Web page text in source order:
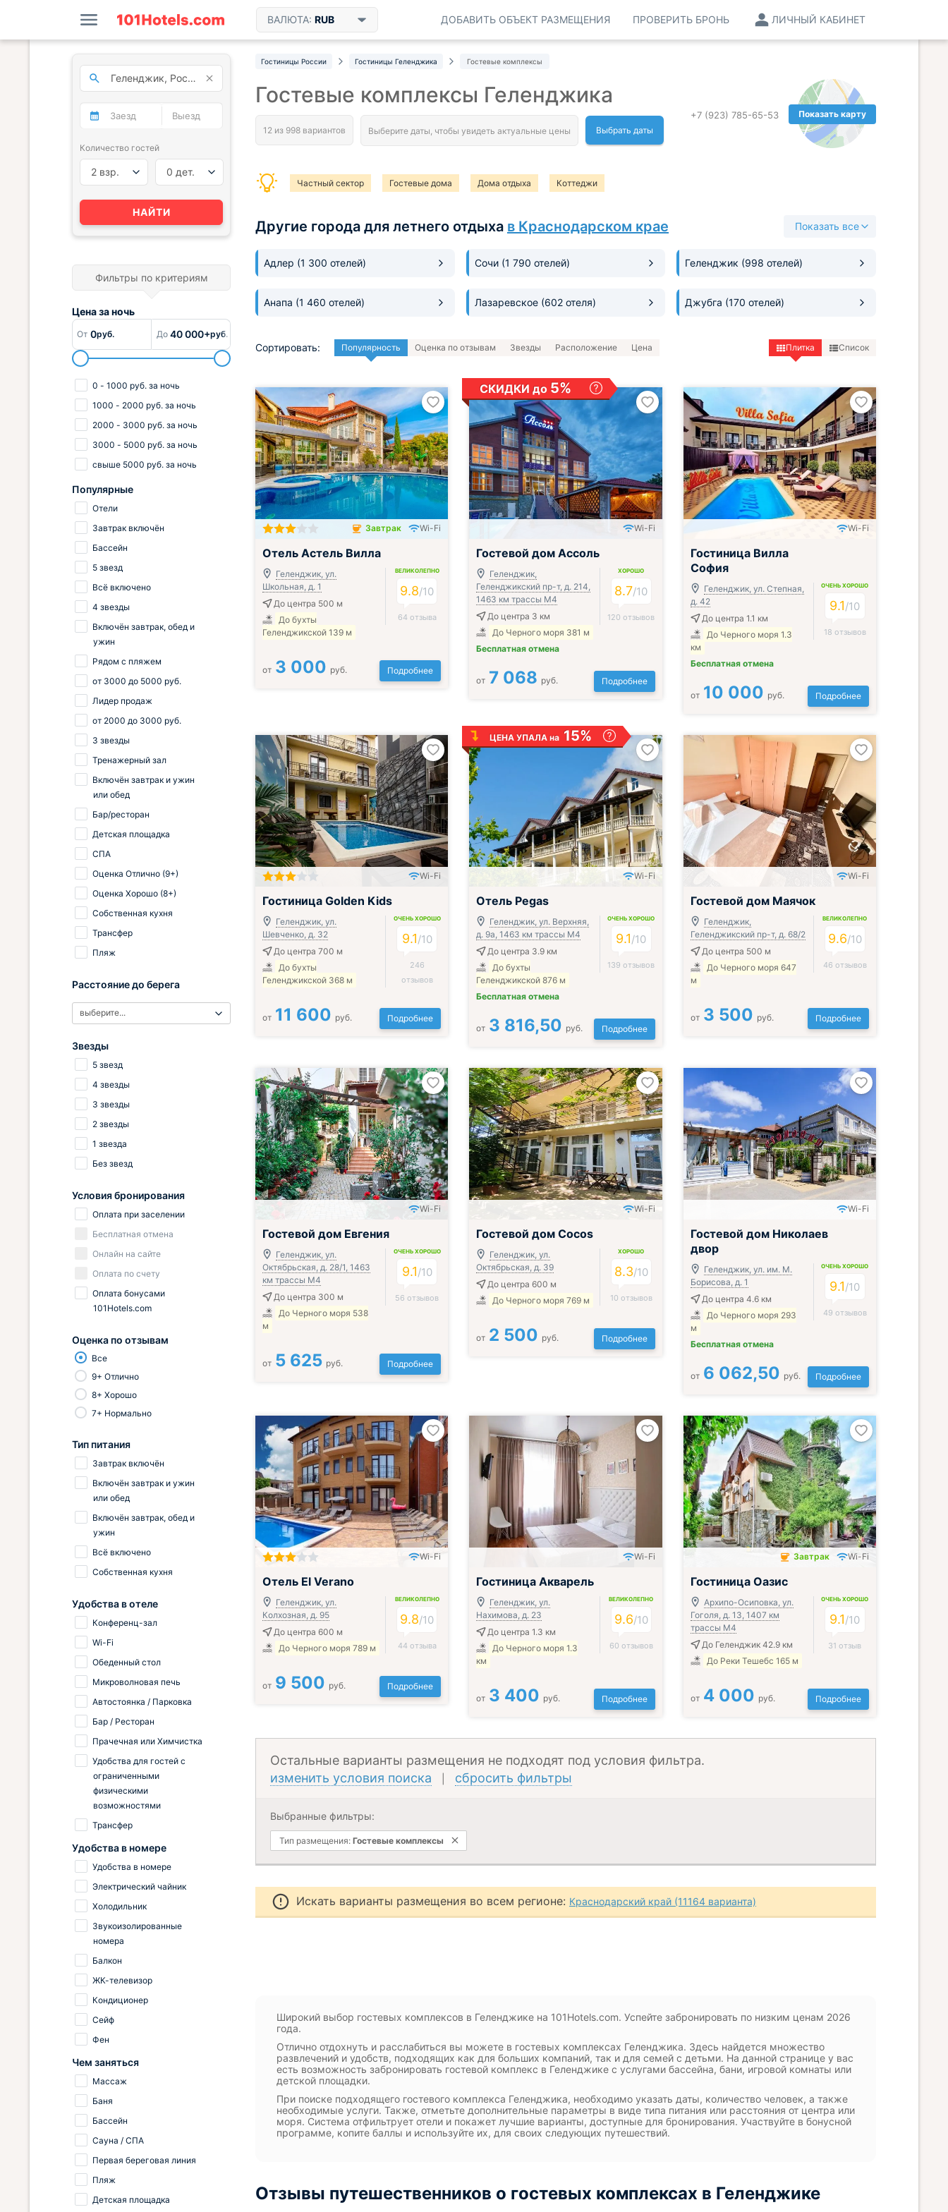
ВАЛЮТА: RUB ЛИЧНЫЙ КАБИНЕТ
ПРОВЕРИТЬ БРОНЬ
ДОБАВИТЬ ОБЪЕКТ РАЗМЕЩЕНИЯ
Гостиницы России Гостиницы Геленджика Гостевые комплексы
Показать карту
+7 (923) 785-65-53
Гостевые комплексы Геленджика
Выбрать даты
Частный сектор Гостевые дома Дома отдыха Коттеджи
Другие города для летнего отдыха в Краснодарском крае Показать все
Адлер (1 300 отелей) Сочи (1 790 отелей) Геленджик (998 отелей)
Анапа (1 460 отелей) Лазаревское (602 отеля) Джубга (170 отелей)
Сортировать: Популярность Оценка по отзывам Звезды Расположение Цена Плитка Список
Завтрак включён
Завтрак Wi-Fi
Отель Астель Вилла
Геленджик, ул.
Школьная, д. 1
До центра 500 м
До бухты
Геленджикской 139 м
ВЕЛИКОЛЕПНО
9.8/10
64 отзыва
от 3 000 руб. Подробнее
СКИДКИ до5%
Wi-Fi
Гостевой дом Ассоль
Геленджик,
Геленджикский пр-т, д. 214,
1463 км трассы М4
До центра 3 км
До Черного моря 381 м
Бесплатная отмена
ХОРОШО
8.7/10
120 отзывов
от 7 068 руб. Подробнее
Wi-Fi
Гостиница Вилла
София
Геленджик, ул. Степная,
д. 42
До центра 1.1 км
До Черного моря 1.3
км
Бесплатная отмена
ОЧЕНЬ ХОРОШО
9.1/10
18 отзывов
от 10 000 руб. Подробнее
Wi-Fi
Гостиница Golden Kids
Геленджик, ул.
Шевченко, д. 32
До центра 700 м
До бухты
Геленджикской 368 м
ОЧЕНЬ ХОРОШО
9.1/10
246
отзывов
от 11 600 руб. Подробнее
ЦЕНА УПАЛА на 15%
Wi-Fi
Отель Pegas
Геленджик, ул. Верхняя,
д. 9а, 1463 км трассы М4
До центра 3.9 км
До бухты
Геленджикской 876 м
Бесплатная отмена
ОЧЕНЬ ХОРОШО
9.1/10
139 отзывов
от 3 816,50 руб. Подробнее
Wi-Fi
Гостевой дом Маячок
Геленджик,
Геленджикский пр-т, д. 68/2
До центра 500 м
До Черного моря 647
м
ВЕЛИКОЛЕПНО
9.6/10
46 отзывов
от 3 500 руб. Подробнее
Wi-Fi
Гостевой дом Евгения
Геленджик, ул.
Октябрьская, д. 28/1, 1463
км трассы М4
До центра 300 м
До Черного моря 538
м
ОЧЕНЬ ХОРОШО
9.1/10
56 отзывов
от 5 625 руб. Подробнее
Wi-Fi
Гостевой дом Cocos
Геленджик, ул.
Октябрьская, д. 39
До центра 600 м
До Черного моря 769 м
ХОРОШО
8.3/10
10 отзывов
от 2 500 руб. Подробнее
Wi-Fi
Гостевой дом Николаев
двор
Геленджик, ул. им. М.
Борисова, д. 1
До центра 4.6 км
До Черного моря 293
м
Бесплатная отмена
ОЧЕНЬ ХОРОШО
9.1/10
49 отзывов
от 6 062,50 руб. Подробнее
Wi-Fi
Отель El Verano
Геленджик, ул.
Колхозная, д. 95
До центра 600 м
До Черного моря 789 м
ВЕЛИКОЛЕПНО
9.8/10
44 отзыва
от 9 500 руб. Подробнее
Wi-Fi
Гостиница Акварель
Геленджик, ул.
Нахимова, д. 23
До центра 1.3 км
До Черного моря 1.3
км
ВЕЛИКОЛЕПНО
9.6/10
60 отзывов
от 3 400 руб. Подробнее
Завтрак включён
Завтрак Wi-Fi
Гостиница Оазис
Архипо-Осиповка, ул.
Гоголя, д. 13, 1407 км
трассы М4
До Геленджик 42.9 км
До Реки Тешебс 165 м
ОЧЕНЬ ХОРОШО
9.1/10
31 отзыв
от 4 000 руб. Подробнее
Остальные варианты размещения не подходят под условия фильтра.
изменить условия поиска
сбросить фильтры
Выбранные фильтры:
Тип размещения: Гостевые комплексы
Искать варианты размещения во всем регионе: Краснодарский край (11164 варианта)
Широкий выбор гостевых комплексов в Геленджике на 101Hotels.com. Успейте забронировать по низким ценам 2026
года.
Отлично отдохнуть и расслабиться вы можете в гостевых комплексах Геленджика. Здесь найдется множество
развлечений и удобств, подходящих как для больших компаний, так и для семей с детьми. На данной странице у вас
есть возможность забронировать гостевой комплекс в Геленджике с услугами бассейна, бани, игровой комнаты или
детской площадки.
При поиске подходящего гостевого комплекса Геленджика, необходимо указать даты, количество человек, а также
необходимые услуги. Также, отметьте дополнительные параметры в виде типа питания или расстояния от центра или
моря. Система отфильтрует отели и покажет лучшие варианты, доступные для бронирования. Участвуйте в бонусной
программе, копите баллы и используйте их, для своих следующих путешествий.
Отзывы путешественников о гостевых комплексах в Геленджике
Количество гостей
2 взр. 0 дет.
НАЙТИ
Фильтры по критериям
Цена заночь
От 0руб. До 40 000+руб.
0 - 1000 руб. за ночь
1000 - 2000 руб. за ночь
2000 - 3000 руб. за ночь
3000 - 5000 руб. за ночь
свыше 5000 руб. за ночь
Популярные
Отели
Завтрак включён
Бассейн
5 звезд
Всё включено
4 звезды
Включён завтрак, обед и
ужин
Рядом с пляжем
от 3000 до 5000 руб.
Лидер продаж
от 2000 до 3000 руб.
3 звезды
Тренажерный зал
Включён завтрак и ужин
или обед
Бар/ресторан
Детская площадка
СПА
Оценка Отлично (9+)
Оценка Хорошо (8+)
Собственная кухня
Трансфер
Пляж
Расстояние до берега
выберите...
Звезды
5 звезд
4 звезды
3 звезды
2 звезды
1 звезда
Без звезд
Условия бронирования
Оплата при заселении
Бесплатная отмена
Онлайн на сайте
Оплата по счету
Оплата бонусами
101Hotels.com
Оценка по отзывам
Все
9+ Отлично
8+ Хорошо
7+ Нормально
Тип питания
Завтрак включён
Включён завтрак и ужин
или обед
Включён завтрак, обед и
ужин
Всё включено
Собственная кухня
Удобства в отеле
Конференц-зал
Wi-Fi
Обеденный стол
Микроволновая печь
Автостоянка / Парковка
Бар / Ресторан
Прачечная или Химчистка
Удобства для гостей с
ограниченными
физическими
возможностями
Трансфер
Удобства в номере
Удобства в номере
Электрический чайник
Холодильник
Звукоизолированные
номера
Балкон
ЖК-телевизор
Кондиционер
Сейф
Фен
Чем заняться
Массаж
Баня
Бассейн
Сауна / СПА
Первая береговая линия
Пляж
Детская площадка